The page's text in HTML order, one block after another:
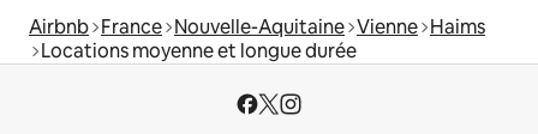
Airbnb France Nouvelle-Aquitaine Vienne Haims
Locations moyenne et longue durée